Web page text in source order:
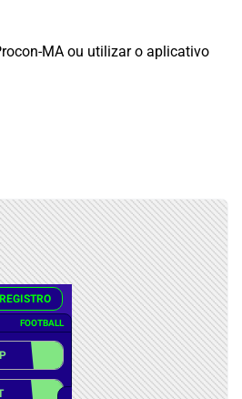
MA ou utilizar o aplicativo